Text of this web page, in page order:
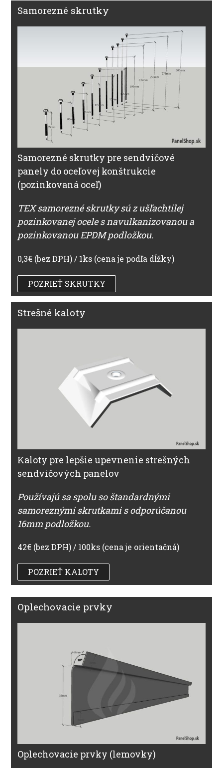
Samorezné skrutky
Samorezné skrutky pre sendvičové
panely do oceľovej konštrukcie
(pozinkovaná oceľ)
TEX samorezné skrutky sú z ušľachtilej
pozinkovanej ocele s navulkanizovanou a
pozinkovanou EPDM podložkou.
0,3€ (bez DPH) / 1ks (cena je podľa dĺžky)
POZRIEŤ SKRUTKY
Strešné kaloty
Kaloty pre lepšie upevnenie strešných
sendvičových panelov
Používajú sa spolu so štandardnými
samoreznými skrutkami s odporúčanou
16mm podložkou.
42€ (bez DPH) / 100ks (cena je orientačná)
POZRIEŤ KALOTY
Oplechovacie prvky
Oplechovacie prvky (lemovky)